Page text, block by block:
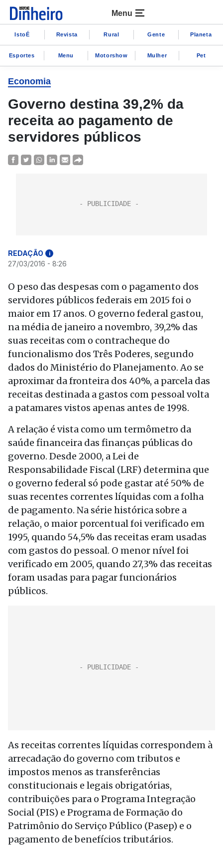
Menu
IstoÉ Revista Rural Gente Planeta
Esportes Menu Motorshow Mulher Pet
Economia
Governo destina 39,2% da
receita ao pagamento de
servidores públicos
REDAÇÃO i
27/03/2016 - 8:26
O peso das despesas com o pagamento dos
servidores públicos federais em 2015 foi o
maior em 17 anos. O governo federal gastou,
na média de janeiro a novembro, 39,2% das
suas receitas com o contracheque do
funcionalismo dos Três Poderes, segundo
dados do Ministério do Planejamento. Ao se
aproximar da fronteira dos 40%, a parcela das
receitas destinada a gastos com pessoal volta
a patamares vistos apenas antes de 1998.
A relação é vista como um termômetro da
saúde financeira das finanças públicas do
governo. Desde 2000, a Lei de
Responsabilidade Fiscal (LRF) determina que
o governo federal só pode gastar até 50% de
suas recentes correntes líquidas com a folha
de pagamento. Na série histórica sobre a
relação, o maior porcentual foi verificado em
1995, quando 54,5% das receitas eram usadas
com gastos do pessoal. O menor nível foi
verificado em 2005, quando 27,3% das receitas
foram usadas para pagar funcionários
públicos.
As receitas correntes líquidas correspondem à
arrecadação do governo com tributos e
impostos menos as transferências
constitucionais e legais obrigatórias,
contribuições para o Programa Integração
Social (PIS) e Programa de Formação do
Patrimônio do Serviço Público (Pasep) e o
pagamento de benefícios tributários.